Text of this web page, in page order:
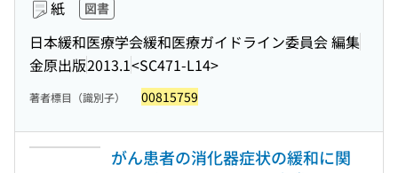
紙 図書
日本緩和医療学会緩和医療ガイドライン委員会 編集
金原出版2013.1<SC471-L14>
著者標目（識別子） 00815759
がん患者の消化器症状の緩和に関